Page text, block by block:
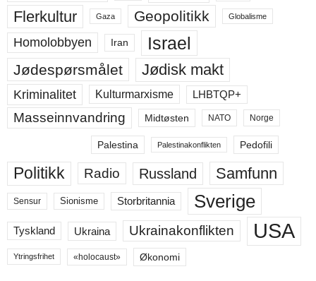
Flerkultur Gaza Geopolitikk Globalisme
Homolobbyen Iran Israel
Jødespørsmålet Jødisk makt
Kriminalitet Kulturmarxisme LHBTQP+
Masseinnvandring Midtøsten NATO Norge
Palestina Palestinakonflikten Pedofili
Politikk Radio Russland Samfunn
Sensur Sionisme Storbritannia Sverige
Tyskland Ukraina Ukrainakonflikten USA
Ytringsfrihet «holocaust» Økonomi